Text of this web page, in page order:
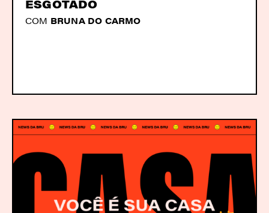
ESGOTADO
COM BRUNA DO CARMO